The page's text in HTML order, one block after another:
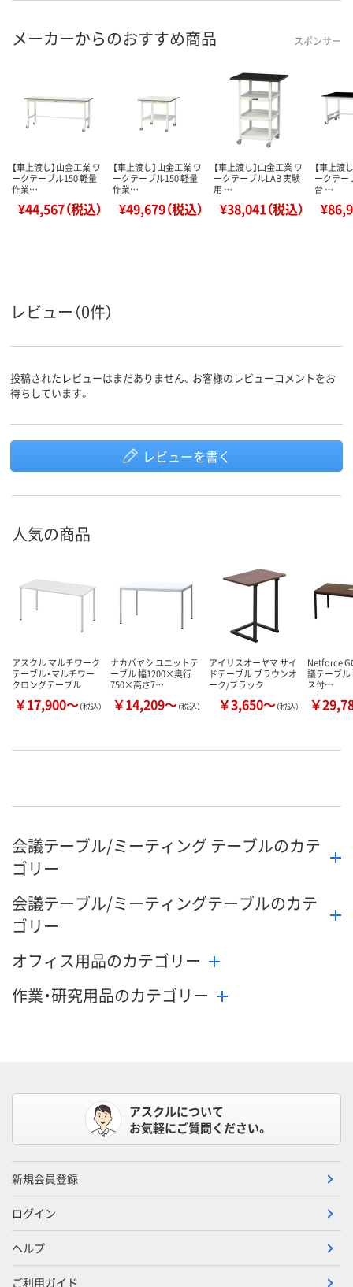
メーカーからのおすすめ商品 スポンサー
【車上渡し】山金工業 ワ
ークテーブル150 軽量
作業…
¥44,567（税込）
【車上渡し】山金工業 ワ
ークテーブル150 軽量
作業…
¥49,679（税込）
【車上渡し】山金工業 ワ
ークテーブルLAB 実験
用 …
¥38,041（税込）
【車上渡
ークテー
台 …
レビュー（0件）
投稿されたレビューはまだありません。お客様のレビューコメントをお
待ちしています。
レビューを書く
人気の商品
アスクル マルチワーク
テーブル・マルチワー
クロングテーブル
￥17,900～（税込）
ナカバヤシ ユニットテ
ーブル 幅1200×奥行
750×高さ7…
￥14,209～（税込）
アイリスオーヤマ サイ
ドテーブル ブラウンオ
ーク/ブラック
￥3,650～（税込）
Netforce
議テーブ
ス付…
￥
会議テーブル/ミーティング テーブルのカテ
ゴリー
会議テーブル/ミーティングテーブルのカテ
ゴリー
オフィス用品のカテゴリー
作業・研究用品のカテゴリー
アスクルについて
お気軽にご質問ください。
新規会員登録
ログイン
ヘルプ
ご利用ガイド